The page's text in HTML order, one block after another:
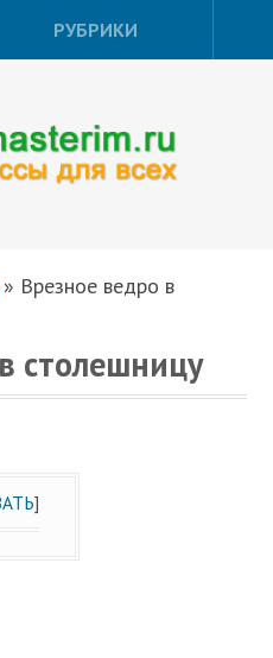
РУБРИКИ
» Врезное ведро в
столешницу
]